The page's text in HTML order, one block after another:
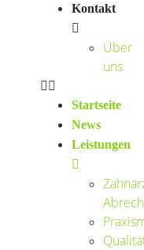
Kontakt
Über
uns
Startseite
News
Leistungen